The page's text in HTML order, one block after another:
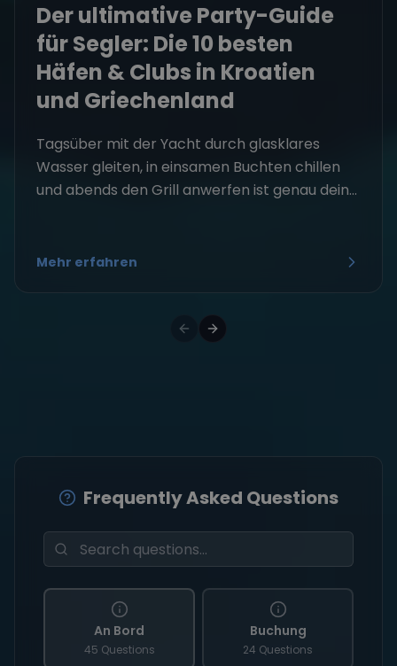
Der ultimative Party-Guide
für Segler: Die 10 besten
Häfen & Clubs in Kroatien
und Griechenland
Tagsüber mit der Yacht durch glasklares
Wasser gleiten, in einsamen Buchten chillen
und abends den Grill anwerfen ist genau dein...
Mehr erfahren
Frequently Asked Questions
An Bord
45 Questions
Buchung
24 Questions